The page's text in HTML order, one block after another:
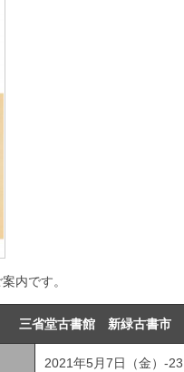
内です。
三省堂古書館 新緑古書市
2021年5月7日（金）-23